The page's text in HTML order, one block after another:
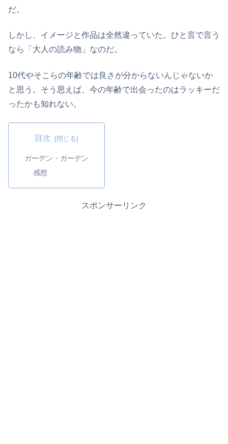
だ。
しかし、イメージと作品は全然違っていた。ひと言で言う
なら「大人の読み物」なのだ。
10代やそこらの年齢では良さが分からないんじゃないか
と思う。そう思えば、今の年齢で出会ったのはラッキーだ
ったかも知れない。
目次
ガーデン・ガーデン
感想
スポンサーリンク